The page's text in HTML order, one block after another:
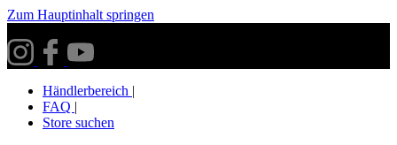
Zum Hauptinhalt springen
Händlerbereich |
FAQ |
Store suchen